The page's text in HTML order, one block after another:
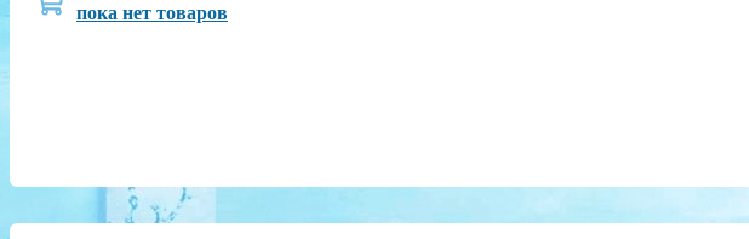
пока нет товаров